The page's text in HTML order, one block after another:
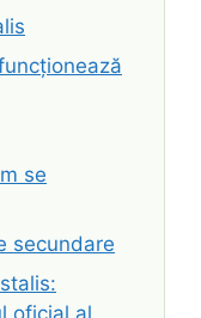
se
secundare
oficial al